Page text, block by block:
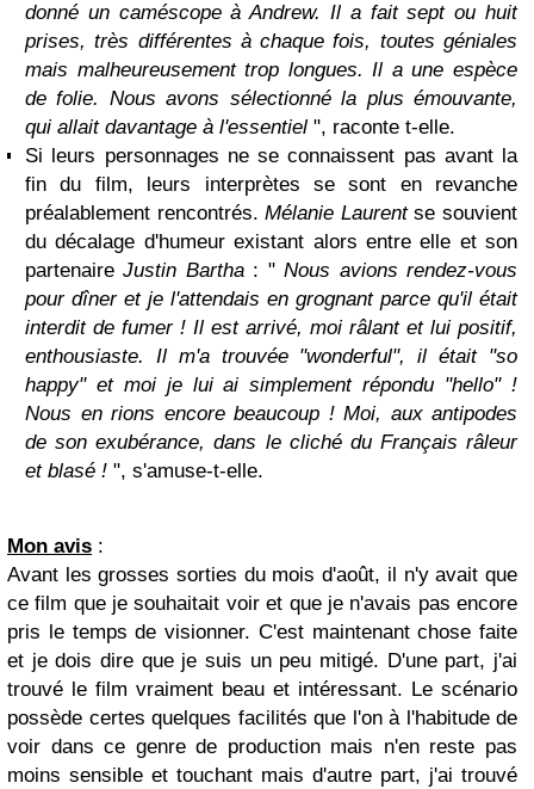
donné un caméscope à Andrew. Il a fait sept ou huit
prises, très différentes à chaque fois, toutes géniales
mais malheureusement trop longues. Il a une espèce
de folie. Nous avons sélectionné la plus émouvante,
qui allait davantage à l'essentiel ", raconte t-elle.
Si leurs personnages ne se connaissent pas avant la
fin du film, leurs interprètes se sont en revanche
préalablement rencontrés.Mélanie Laurentse souvient
du décalage d'humeur existant alors entre elle et son
partenaireJustin Bartha: "Nous avions rendez-vous
pour dîner et je l'attendais en grognant parce qu'il était
interdit de fumer ! Il est arrivé, moi râlant et lui positif,
enthousiaste. Il m'a trouvée "wonderful", il était "so
happy" et moi je lui ai simplement répondu "hello" !
Nous en rions encore beaucoup ! Moi, aux antipodes
de son exubérance, dans le cliché du Français râleur
et blasé ! ", s'amuse-t-elle.
Mon avis :
Avant les grosses sorties du mois d'août, il n'y avait que
ce film que je souhaitait voir et que je n'avais pas encore
pris le temps de visionner. C'est maintenant chose faite
et je dois dire que je suis un peu mitigé. D'une part, j'ai
trouvé le film vraiment beau et intéressant. Le scénario
possède certes quelques facilités que l'on à l'habitude de
voir dans ce genre de production mais n'en reste pas
moins sensible et touchant mais d'autre part, j'ai trouvé